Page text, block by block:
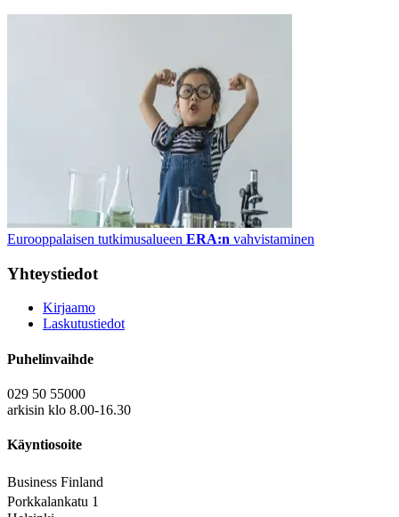
Eurooppalaisen tutkimusalueen ERA:n vahvistaminen
Yhteystiedot
Kirjaamo
Laskutustiedot
Puhelinvaihde
029 50 55000
arkisin klo 8.00-16.30
Käyntiosoite
Business Finland
Porkkalankatu 1